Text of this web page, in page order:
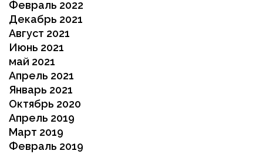
Февраль 2022
Декабрь 2021
Август 2021
Июнь 2021
май 2021
Апрель 2021
Январь 2021
Октябрь 2020
Апрель 2019
Март 2019
Февраль 2019